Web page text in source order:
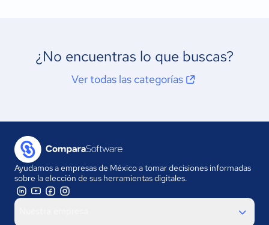
¿No encuentras lo que buscas?
Ver todas las categorías
Ayudamos a empresas de México a tomar decisiones informadas
sobre la elección de sus herramientas digitales.